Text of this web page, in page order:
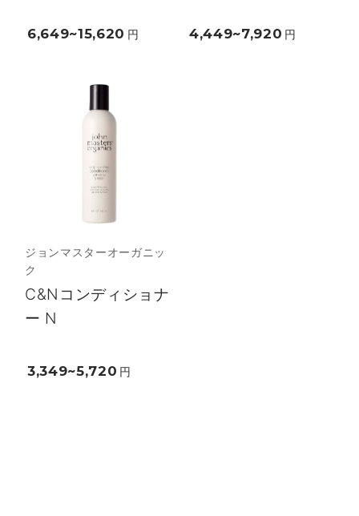
6,649~15,620 円 4,449~7,920 円
ジョンマスターオーガニッ
ク
C&Nコンディショナ
ー N
3,349~5,720 円